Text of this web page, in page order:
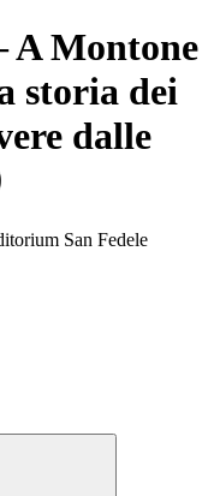
A Montone
storia dei
dalle
San Fedele